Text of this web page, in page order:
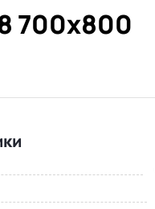
700х800